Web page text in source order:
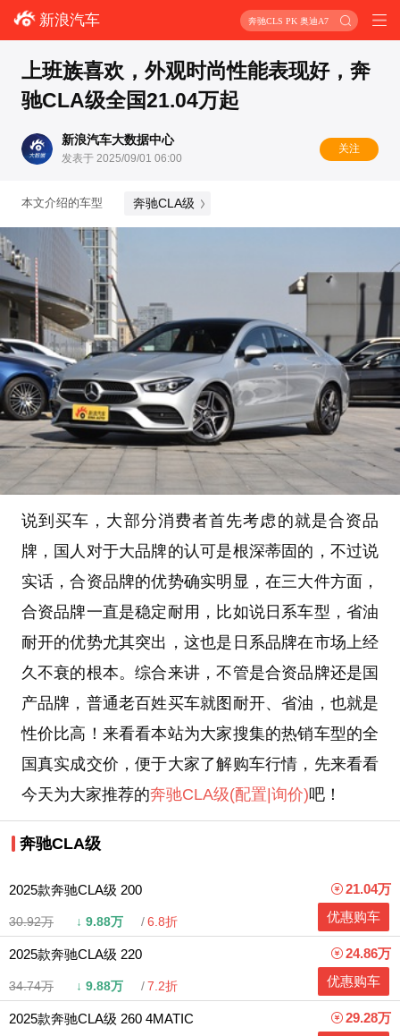
新浪汽车 奔驰CLS PK 奥迪A7
上班族喜欢，外观时尚性能表现好，奔
驰CLA级全国21.04万起
新浪汽车大数据中心
发表于 2025/09/01 06:00
关注
本文介绍的车型 奔驰CLA级
说到买车，大部分消费者首先考虑的就是合资品
牌，国人对于大品牌的认可是根深蒂固的，不过说
实话，合资品牌的优势确实明显，在三大件方面，
合资品牌一直是稳定耐用，比如说日系车型，省油
耐开的优势尤其突出，这也是日系品牌在市场上经
久不衰的根本。综合来讲，不管是合资品牌还是国
产品牌，普通老百姓买车就图耐开、省油，也就是
性价比高！来看看本站为大家搜集的热销车型的全
国真实成交价，便于大家了解购车行情，先来看看
今天为大家推荐的奔驰CLA级(配置|询价)吧！
奔驰CLA级
2025款奔驰CLA级 200
30.92万 ↓ 9.88万 6.8折
21.04万
优惠购车
2025款奔驰CLA级 220
34.74万 ↓ 9.88万 7.2折
24.86万
优惠购车
2025款奔驰CLA级 260 4MATIC
29.28万